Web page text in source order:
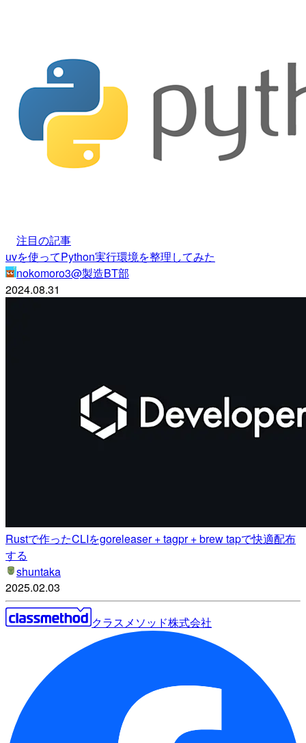
注目の記事
uvを使ってPython実行環境を整理してみた
nokomoro3@製造BT部
2024.08.31
Rustで作ったCLIをgoreleaser + tagpr + brew tapで快適配布
する
shuntaka
2025.02.03
クラスメソッド株式会社